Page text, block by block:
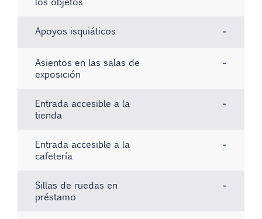
Apoyos isquiáticos -
Asientos en las salas de
exposición
-
Entrada accesible a la
tienda
-
Entrada accesible a la
cafetería
-
Sillas de ruedas en
préstamo
-